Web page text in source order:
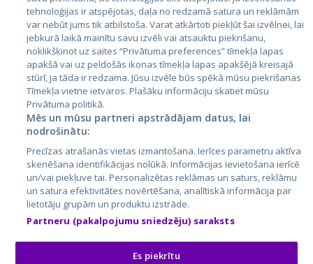
Lietuva
City24.lv
City24.ee
GetaPro.lv
GetaPro.ee
Skelbiu.lt
Autoplius.lt
Aruodas.lt
CVbankas.lt
Kainos.lt
Paslaugos.lt
auto24.ee
Osta.ee
KuldneBörs.ee
tehnoloģijas ir atspējotas, daļa no redzamā satura un reklāmām
var nebūt jums tik atbilstoša. Varat atkārtoti piekļūt šai izvēlnei, lai
jebkurā laikā mainītu savu izvēli vai atsauktu piekrišanu,
noklikšķinot uz saites “Privātuma preferences” tīmekļa lapas
apakšā vai uz peldošās ikonas tīmekļa lapas apakšējā kreisajā
stūrī, ja tāda ir redzama. Jūsu izvēle būs spēkā mūsu piekrišanas
Tīmekļa vietne ietvaros. Plašāku informāciju skatiet mūsu
Privātuma politikā.
Mēs un mūsu partneri apstrādājam datus, lai
nodrošinātu:
Precīzas atrašanās vietas izmantošana. Ierīces parametru aktīva
skenēšana identifikācijas nolūkā. Informācijas ievietošana ierīcē
un/vai piekļuve tai. Personalizētas reklāmas un saturs, reklāmu
un satura efektivitātes novērtēšana, analītiskā informācija par
lietotāju grupām un produktu izstrāde.
Partneru (pakalpojumu sniedzēju) saraksts
Es piekrītu